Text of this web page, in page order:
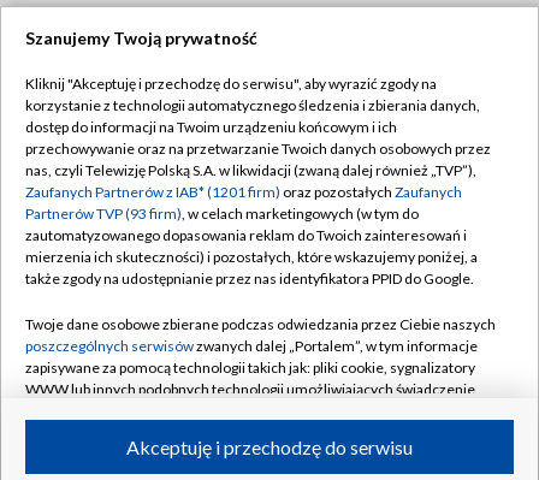
TVP
Abonament TVP
Emisja w TVP
Centrum informacji TVP
Naziemna Telewizja Cyfrowa
Rada Programowa
System NOS
Informacje o nadawcy
Program dla prasy
Regulamin TVP
Polityka prywatności
Moje zgody
Pomoc
Kontakt
Kanały
Szanujemy Twoją prywatność
Kliknij "Akceptuję i przechodzę do serwisu", aby wyrazić zgody na
korzystanie z technologii automatycznego śledzenia i zbierania danych,
dostęp do informacji na Twoim urządzeniu końcowym i ich
przechowywanie oraz na przetwarzanie Twoich danych osobowych przez
nas, czyli Telewizję Polską S.A. w likwidacji (zwaną dalej również „TVP”),
Zaufanych Partnerów z IAB* (1201 firm) oraz pozostałych Zaufanych
Partnerów TVP (93 firm), w celach marketingowych (w tym do
zautomatyzowanego dopasowania reklam do Twoich zainteresowań i
mierzenia ich skuteczności) i pozostałych, które wskazujemy poniżej, a
także zgody na udostępnianie przez nas identyfikatora PPID do Google.
Twoje dane osobowe zbierane podczas odwiedzania przez Ciebie naszych
poszczególnych serwisówzwanych dalej „Portalem”, w tym informacje
zapisywane za pomocą technologii takich jak: pliki cookie, sygnalizatory
WWW lub innych podobnych technologii umożliwiających świadczenie
ruchu w Internecie.Akceptuję i przechodzę do serwisu